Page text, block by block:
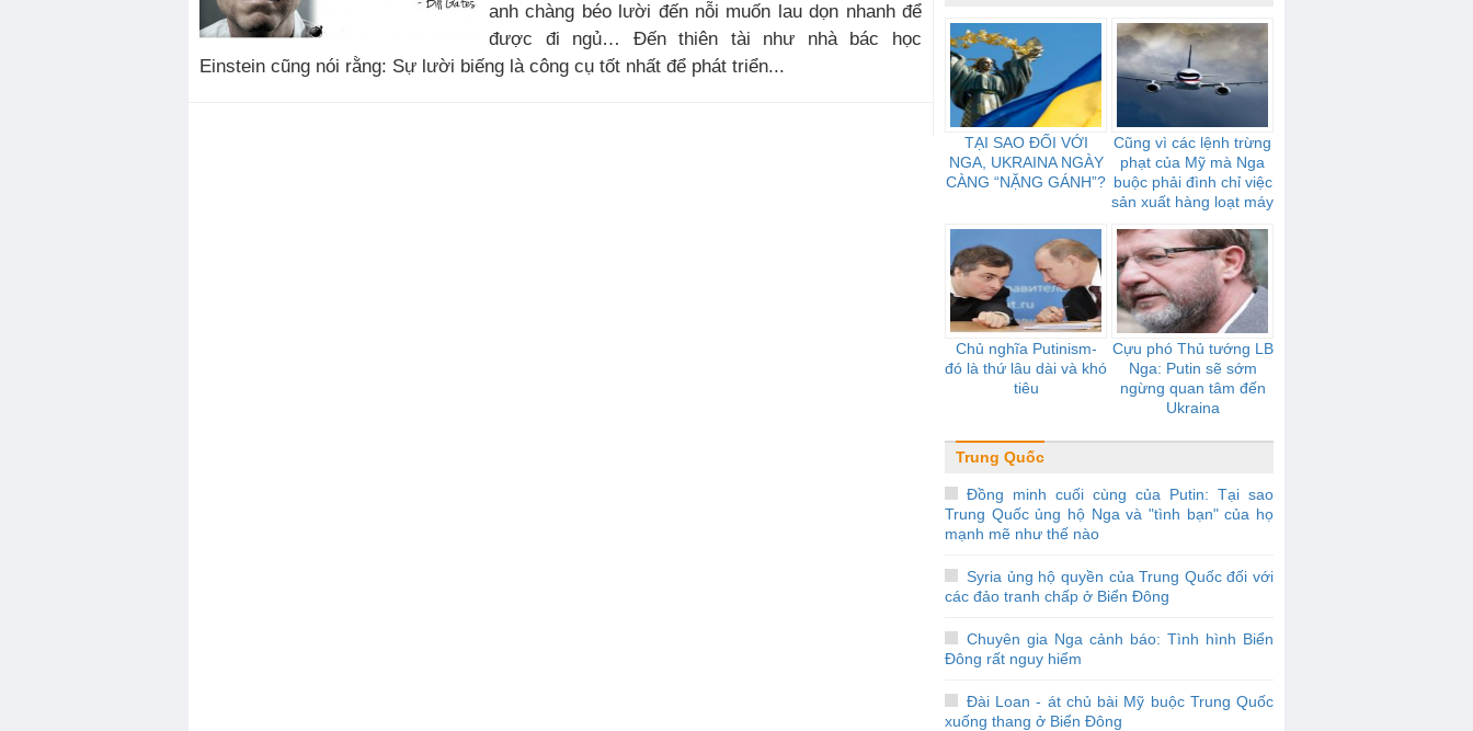
anh chàng béo lười đến nỗi muốn lau dọn nhanh để
được đi ngủ… Đến thiên tài như nhà bác học
Einstein cũng nói rằng: Sự lười biếng là công cụ tốt nhất để phát triển...
TẠI SAO ĐỐI VỚI
NGA, UKRAINA NGÀY
CÀNG “NẶNG GÁNH”?
Cũng vì các lệnh trừng
phạt của Mỹ mà Nga
buộc phải đình chỉ việc
sản xuất hàng loạt máy
cạnh tranh với Boeing
Chủ nghĩa Putinism-
đó là thứ lâu dài và khó
tiêu
Cựu phó Thủ tướng LB
Nga: Putin sẽ sớm
ngừng quan tâm đến
Ukraina
Trung Quốc
Đồng minh cuối cùng của Putin: Tại sao
Trung Quốc ủng hộ Nga và "tình bạn" của họ
mạnh mẽ như thế nào
Syria ủng hộ quyền của Trung Quốc đối với
các đảo tranh chấp ở Biển Đông
Chuyên gia Nga cảnh báo: Tình hình Biển
Đông rất nguy hiểm
Đài Loan - át chủ bài Mỹ buộc Trung Quốc
xuống thang ở Biển Đông